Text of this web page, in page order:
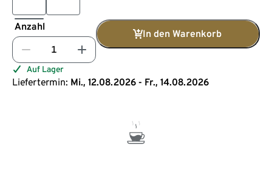
Anzahl
In den Warenkorb
Auf Lager
Liefertermin: Mi., 12.08.2026 - Fr., 14.08.2026